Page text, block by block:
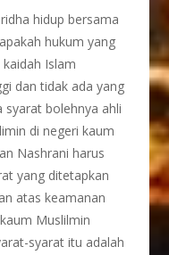
hidup bersama
hukum yang
Islam
dan tidak ada yang
syarat bolehnya ahli
di negeri kaum
Nashrani harus
yang ditetapkan
atas keamanan
Muslilmin
syarat itu adalah